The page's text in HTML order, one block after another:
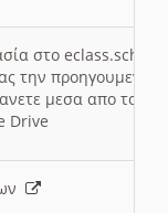
στο eclass.sch.gr
την
μεσα απο το
Drive